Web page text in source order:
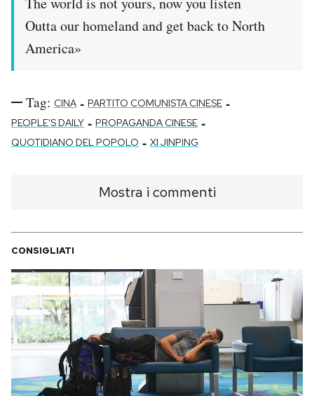
Outta our homeland and get back to North
America»
Tag: CINA - PARTITO COMUNISTA CINESE -
PEOPLE'S DAILY - PROPAGANDA CINESE -
QUOTIDIANO DEL POPOLO - XI JINPING
Mostra i commenti
CONSIGLIATI